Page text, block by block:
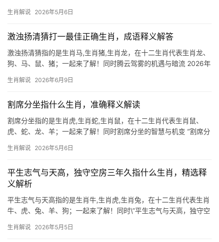
象与生肖虎最为契合，虎为山中之王，其威猛如巨浪击石，象征着
生肖解说 2026年5月6日
激浊扬清猜打一最佳正确生肖，成语释义解答
激浊扬清猜指的是生肖马,生肖猪,生肖龙，在十二生肖代表生肖龙、
狗、马、鼠、猪；一起来了解！同时腾云驾雾的机遇与暗流 2026年
出现跨地域机遇，但“劫煞”入局，团队易因利益分歧停滞，29岁至
生肖解说 2026年6月9日
割席分坐指什么生肖，准确释义解读
割席分坐指的是生肖虎,生肖蛇,生肖鼠，在十二生肖代表生肖鼠、
虎、蛇、龙、羊；一起来了解！同时割席分坐的智慧与机变 “割席分
肖文化中，生肖鼠常被视为这一成语的象征——它们天生敏锐，善
生肖解说 2026年5月6日
平生志气与天高，独守空房三年久指什么生肖，精选释
义解析
平生志气与天高指的是生肖牛,生肖虎,生肖兔，在十二生肖代表生肖
牛、虎、兔、羊、狗；一起来了解！同时\”平生志气与天高，独守空
肖牛勤恳坚韧的性情，而\”独守空房\”则对应其晚年易陷孤独的命理
生肖解说 2026年5月5日